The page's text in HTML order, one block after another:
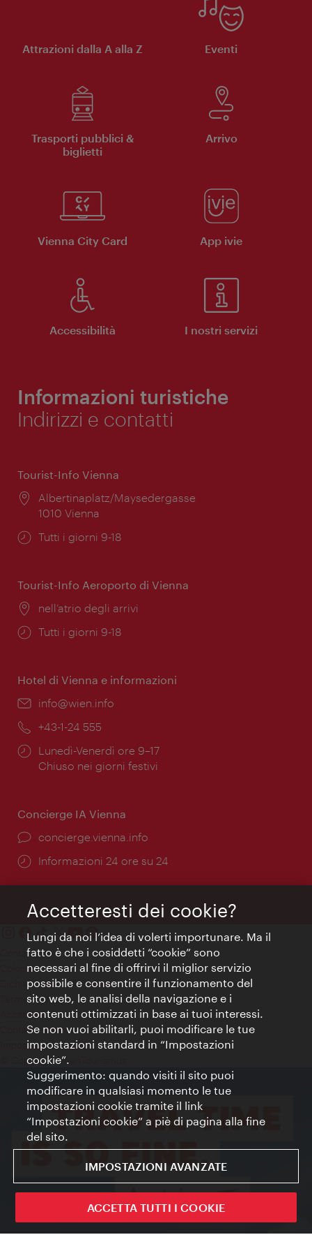
Attrazioni dalla A alla Z Eventi
Trasporti pubblici &
biglietti
Arrivo
Vienna City Card App ivie
Accessibilità I nostri servizi
Informazioni turistiche
Indirizzi e contatti
Tourist-Info Vienna
Posizione:
Albertinaplatz/Maysedergasse
1010 Vienna
Orari
Tutti i giorni 9-18
Tourist-Info Aeroporto di Vienna
Posizione:
nell’atrio degli arrivi
Orari
Tutti i giorni 9-18
Hotel di Vienna e informazioni
Email:
info@wien.info
Telefono:
+43-1-24 555
Orari
di
Lunedì-Venerdì ore 9–17
Chiuso nei giorni festivi
Concierge IA Vienna
Ort:
concierge.vienna.info
Öffnungszeiten:
Informazioni 24 ore su 24
Contatti
Colophon
Dichiarazione sulla protezione dei dati
Terms of Use
Accessibilità
Contatto stampa
Impostazioni cookie
© Copyright WienTourismus
Accetteresti dei cookie?
Lungi da noi l’idea di volerti importunare. Ma il
fatto è che i cosiddetti “cookie” sono
necessari al fine di offrirvi il miglior servizio
possibile e consentire il funzionamento del
sito web, le analisi della navigazione e i
contenuti ottimizzati in base ai tuoi interessi.
Se non vuoi abilitarli, puoi modificare le tue
impostazioni standard in “Impostazioni
cookie”.
Suggerimento: quando visiti il sito puoi
modificare in qualsiasi momento le tue
impostazioni cookie tramite il link
“Impostazioni cookie” a piè di pagina alla fine
del sito.
IMPOSTAZIONI AVANZATE
ACCETTA TUTTI I COOKIE